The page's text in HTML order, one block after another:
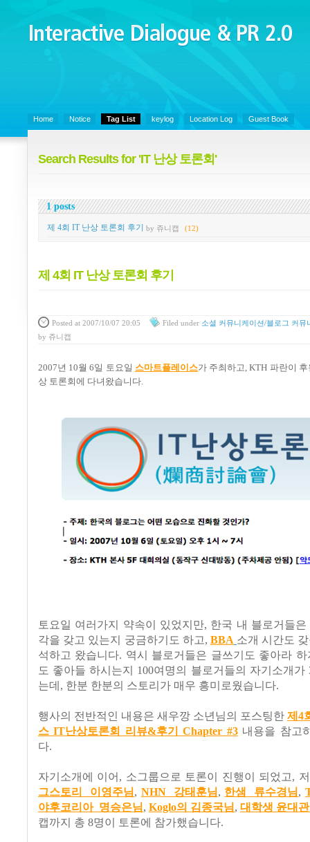
Interactive Dialogue &
PR 2.0
Home Notice Tag List keylog Location Log Guest Book
Search Results for 'IT 난상 토론회'
1 posts
제 4회 IT 난상 토론회 후기 by 쥬니캡 (12)
제 4회 IT 난상 토론회 후기
Posted at 2007/10/07 20:05 Filed under 소셜 커뮤니케이션/블로그 커뮤
by 쥬니캡
2007년 10월 6일 토요일 스마트플레이스가 주최하고, KTH 파란이
상 토론회에 다녀왔습니다.
토요일 여러가지 약속이 있었지만, 한국 내 블로거들
각을 갖고 있는지 궁금하기도 하고, BBA 소개 시간도
석하고 왔습니다. 역시 블로거들은 글쓰기도 좋아라
도 좋아들 하시는지 100여명의 블로거들의 자기소개가
는데, 한분 한분의 스토리가 매우 흥미로웠습니다.
행사의 전반적인 내용은 새우깡 소년님의 포스팅한 제4
스 IT난상토론회 리뷰&후기 Chapter #3내용을 참고
다.
자기소개에 이어, 소그룹으로 토론이 진행이 되었고,
그스토리 이영주님, NHN 강태훈님, 한샘 류수경님,
야후코리아 명승은님, Koglo의 김종국님, 대학생 윤대
캡까지 총 8명이 토론에 참가했습니다.